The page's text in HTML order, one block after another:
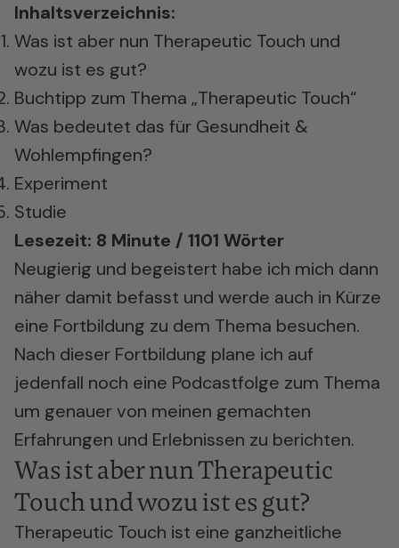
Inhaltsverzeichnis:
Was ist aber nun Therapeutic Touch und
wozu ist es gut?
Buchtipp zum Thema „Therapeutic Touch“
Was bedeutet das für Gesundheit &
Wohlempfingen?
Experiment
Studie
Lesezeit: 8 Minute / 1101 Wörter
Neugierig und begeistert habe ich mich dann
näher damit befasst und werde auch in Kürze
eine Fortbildung zu dem Thema besuchen.
Nach dieser Fortbildung plane ich auf
jedenfall noch eine Podcastfolge zum Thema
um genauer von meinen gemachten
Erfahrungen und Erlebnissen zu berichten.
Was ist aber nun Therapeutic
Touch und wozu ist es gut?
Therapeutic Touch ist eine ganzheitliche